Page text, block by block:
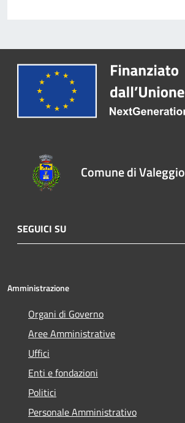
Comune di Valeggio
SEGUICI SU
Amministrazione
Organi di Governo
Aree Amministrative
Uffici
Enti e fondazioni
Politici
Personale Amministrativo